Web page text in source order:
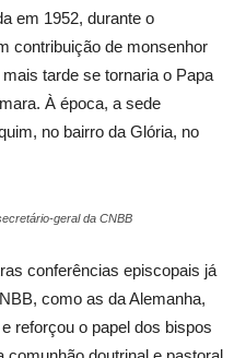
em 1952, durante o
contribuição de monsenhor
tarde se tornaria o Papa
À época, a sede
no bairro da Glória, no
geral da CNBB
conferências episcopais já
como as da Alemanha,
reforçou o papel dos bispos